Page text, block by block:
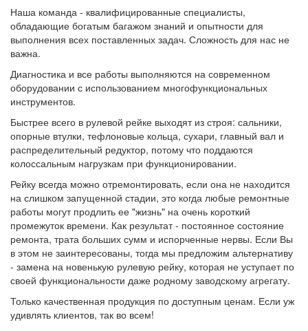
Наша команда - квалифицированные специалисты,
обладающие богатым багажом знаний и опытности для
выполнения всех поставленных задач. Сложность для нас не
важна.
Диагностика и все работы выполняются на современном
оборудовании с использованием многофункциональных
инструментов.
Быстрее всего в рулевой рейке выходят из строя: сальники,
опорные втулки, тефлоновые кольца, сухари, главный вал и
распределительный редуктор, потому что поддаются
колоссальным нагрузкам при функционировании.
Рейку всегда можно отремонтировать, если она не находится
на слишком запущенной стадии, это когда любые ремонтные
работы могут продлить ее "жизнь" на очень короткий
промежуток времени. Как результат - постоянное состояние
ремонта, трата больших сумм и испорченные нервы. Если Вы
в этом не заинтересованы, тогда мы предложим альтернативу
- замена на новенькую рулевую рейку, которая не уступает по
своей функциональности даже родному заводскому агрегату.
Только качественная продукция по доступным ценам. Если уж
удивлять клиентов, так во всем!